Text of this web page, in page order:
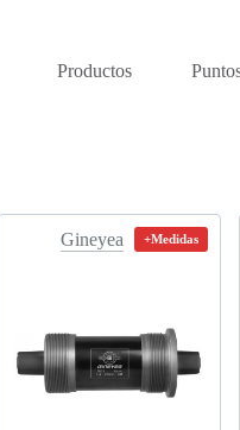
Productos
Gineyea +Medidas